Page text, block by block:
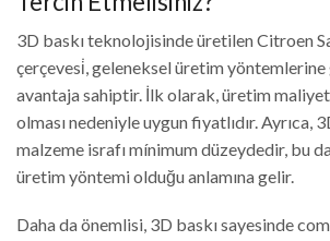
3D baskı teknolojisinde üretilen Citroen
çerçevesi̇, geleneksel üretim
avantaja sahiptir. İlk olarak, üretim
olması nedeniyle uygun fiyatlıdır. Ayrıca,
malzeme israfı mínimum düzeydedir, bu
üretim yöntemi olduğu anlamına gelir.
Daha da önemlisi, 3D baskı sayesinde